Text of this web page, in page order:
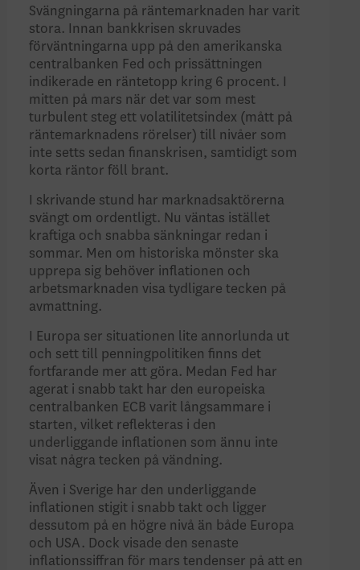
Svängningarna på räntemarknaden har varit
stora. Innan bankkrisen skruvades
förväntningarna upp på den amerikanska
centralbanken Fed och prissättningen
indikerade en räntetopp kring 6 procent. I
mitten på mars när det var som mest
turbulent steg ett volatilitetsindex (mått på
räntemarknadens rörelser) till nivåer som
inte setts sedan finanskrisen, samtidigt som
korta räntor föll brant.
I skrivande stund har marknadsaktörerna
svängt om ordentligt. Nu väntas istället
kraftiga och snabba sänkningar redan i
sommar. Men om historiska mönster ska
upprepa sig behöver inflationen och
arbetsmarknaden visa tydligare tecken på
avmattning.
I Europa ser situationen lite annorlunda ut
och sett till penningpolitiken finns det
fortfarande mer att göra. Medan Fed har
agerat i snabb takt har den europeiska
centralbanken ECB varit långsammare i
starten, vilket reflekteras i den
underliggande inflationen som ännu inte
visat några tecken på vändning.
Även i Sverige har den underliggande
inflationen stigit i snabb takt och ligger
dessutom på en högre nivå än både Europa
och USA. Dock visade den senaste
inflationssiffran för mars tendenser på att en